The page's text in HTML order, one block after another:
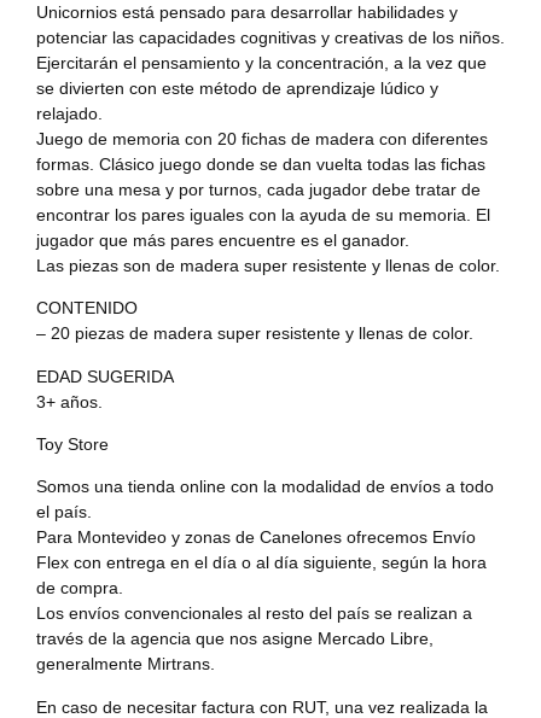
Unicornios está pensado para desarrollar habilidades y
potenciar las capacidades cognitivas y creativas de los niños.
Ejercitarán el pensamiento y la concentración, a la vez que
se divierten con este método de aprendizaje lúdico y
relajado.
Juego de memoria con 20 fichas de madera con diferentes
formas. Clásico juego donde se dan vuelta todas las fichas
sobre una mesa y por turnos, cada jugador debe tratar de
encontrar los pares iguales con la ayuda de su memoria. El
jugador que más pares encuentre es el ganador.
Las piezas son de madera super resistente y llenas de color.
CONTENIDO
– 20 piezas de madera super resistente y llenas de color.
EDAD SUGERIDA
3+ años.
Toy Store
Somos una tienda online con la modalidad de envíos a todo
el país.
Para Montevideo y zonas de Canelones ofrecemos Envío
Flex con entrega en el día o al día siguiente, según la hora
de compra.
Los envíos convencionales al resto del país se realizan a
través de la agencia que nos asigne Mercado Libre,
generalmente Mirtrans.
En caso de necesitar factura con RUT, una vez realizada la